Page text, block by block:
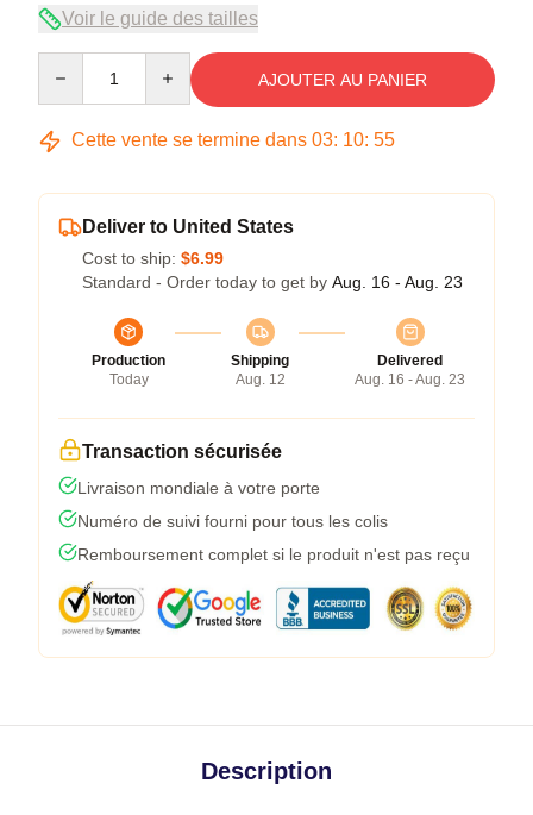
Voir le guide des tailles
AJOUTER AU PANIER
Cette vente se termine dans 03: 10: 54
Deliver to United States
Cost to ship: $6.99
Standard - Order today to get by Aug. 16 - Aug. 23
Production
Today
Shipping
Aug. 12
Delivered
Aug. 16 - Aug. 23
Transaction sécurisée
Livraison mondiale à votre porte
Numéro de suivi fourni pour tous les colis
Remboursement complet si le produit n'est pas reçu
Description